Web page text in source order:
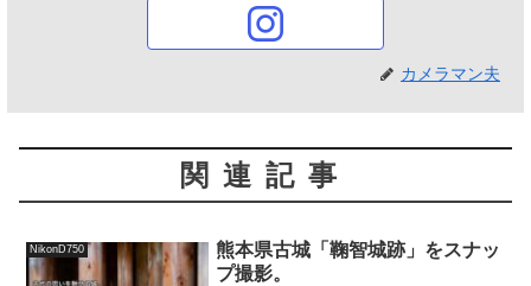
カメラマン夫
関連記事
NikonD750
熊本県古城「鞠智城跡」をスナッ
プ撮影。